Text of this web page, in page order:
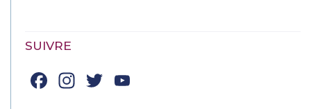
SUIVRE
Facebook
Instagram
Twitter